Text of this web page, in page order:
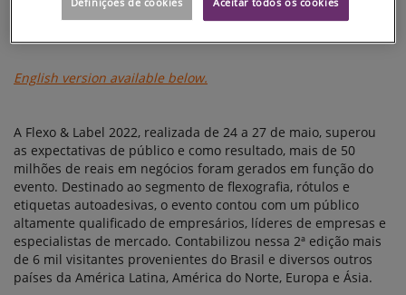
English version available below.
A Flexo & Label 2022, realizada de 24 a 27 de maio, superou
as expectativas de público e como resultado, mais de 50
milhões de reais em negócios foram gerados em função do
evento. Destinado ao segmento de flexografia, rótulos e
etiquetas autoadesivas, o evento contou com um público
altamente qualificado de empresários, líderes de empresas e
especialistas de mercado. Contabilizou nessa 2ª edição mais
de 6 mil visitantes provenientes do Brasil e diversos outros
países da América Latina, América do Norte, Europa e Ásia.